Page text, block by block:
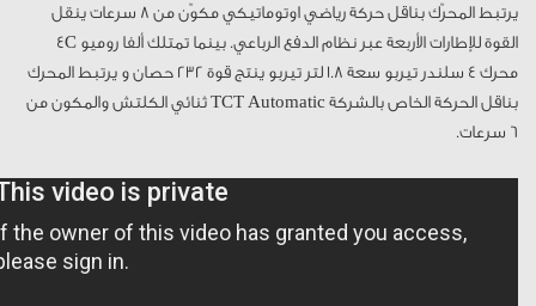
يرتبط المحرّك بناقل حركة رياضي اوتوماتيكي مكوّن من 8 سرعات ينقل
القوة للإطارات الأربعة عبر نظام الدفع الرباعي. بينما تمتلك ألفا روميو 4C
محرك 4 سلندر تيربو سعة 1.8 لتر تيربو ينتج قوة 232 حصان و يرتبط المحرك
بناقل الحركة الخاص بالشركة TCT Automatic ثنائي الكلتش والمكون من
6 سرعات.